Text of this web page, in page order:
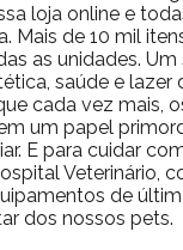
loja online e
Mais de 10 mil
as unidades.
saúde e lazer
cada vez mais,
um papel
E para cuidar
Veterinário,
de
dos nossos pets.